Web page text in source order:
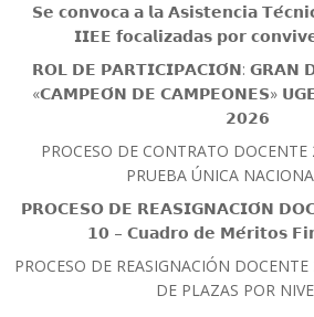
𝗦𝗲 𝗰𝗼𝗻𝘃𝗼𝗰𝗮 𝗮 𝗹𝗮 𝗔𝘀𝗶𝘀𝘁𝗲𝗻𝗰𝗶𝗮
𝗜𝗜𝗘𝗘 𝗳𝗼𝗰𝗮𝗹𝗶𝘇𝗮𝗱𝗮𝘀 𝗽𝗼𝗿
𝗥𝗢𝗟 𝗗𝗘 𝗣𝗔𝗥𝗧𝗜𝗖𝗜𝗣𝗔𝗖𝗜𝗢́𝗡: 𝗚𝗥𝗔𝗡
«𝗖𝗔𝗠𝗣𝗘𝗢́𝗡 𝗗𝗘 𝗖𝗔𝗠𝗣𝗘𝗢𝗡𝗘𝗦»
𝟮𝟬𝟮𝟲
PROCESO DE CONTRATO
PRUEBA ÚNICA
𝗣𝗥𝗢𝗖𝗘𝗦𝗢 𝗗𝗘 𝗥𝗘𝗔𝗦𝗜𝗚𝗡𝗔𝗖𝗜𝗢́𝗡
𝟭𝟬 – 𝗖𝘂𝗮𝗱𝗿𝗼 𝗱𝗲 𝗠𝗲́𝗿𝗶𝘁𝗼𝘀
PROCESO DE REASIGNACIÓN
DE PLAZAS POR